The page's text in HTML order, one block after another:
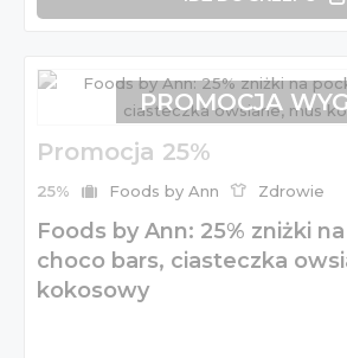
Promocja 25%
25% Foods by Ann Zdrowie
Foods by Ann: 25% zniżki
choco bars, ciasteczka
kokosowy
PROMOCJA